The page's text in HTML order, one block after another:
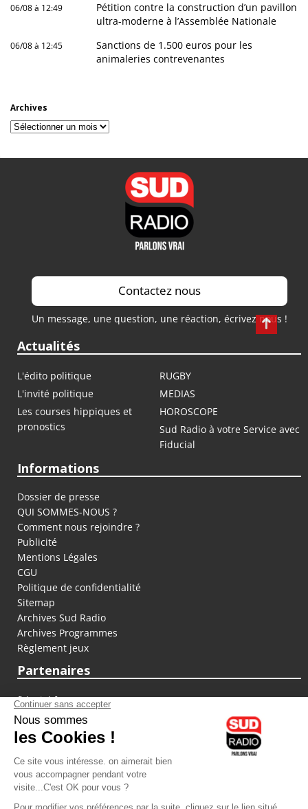
06/08 à 12:49
Pétition contre la construction d’un pavillon
ultra-moderne à l’Assemblée Nationale
06/08 à 12:45
Sanctions de 1.500 euros pour les
animaleries contrevenantes
Archives
Archives
Contactez nous
Un message, une question, une réaction, écrivez nous !
Actualités
L'édito politique
RUGBY
L'invité politique
MEDIAS
Les courses hippiques et
pronostics
HOROSCOPE
Sud Radio à votre Service avec
Fiducial
Informations
Dossier de presse
QUI SOMMES-NOUS ?
Comment nous rejoindre ?
Publicité
Mentions Légales
CGU
Politique de confidentialité
Sitemap
Archives Sud Radio
Archives Programmes
Règlement jeux
Partenaires
fiducial.fr
lyoncapitale.fr
olympique-et-lyonnais.com
L'application Iphone / Android
Téléchargez l'application